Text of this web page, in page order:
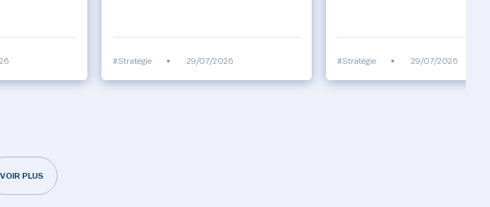
#Stratégie • 29/07/2026 #Stratégie • 29/07/2026
VOIR PLUS